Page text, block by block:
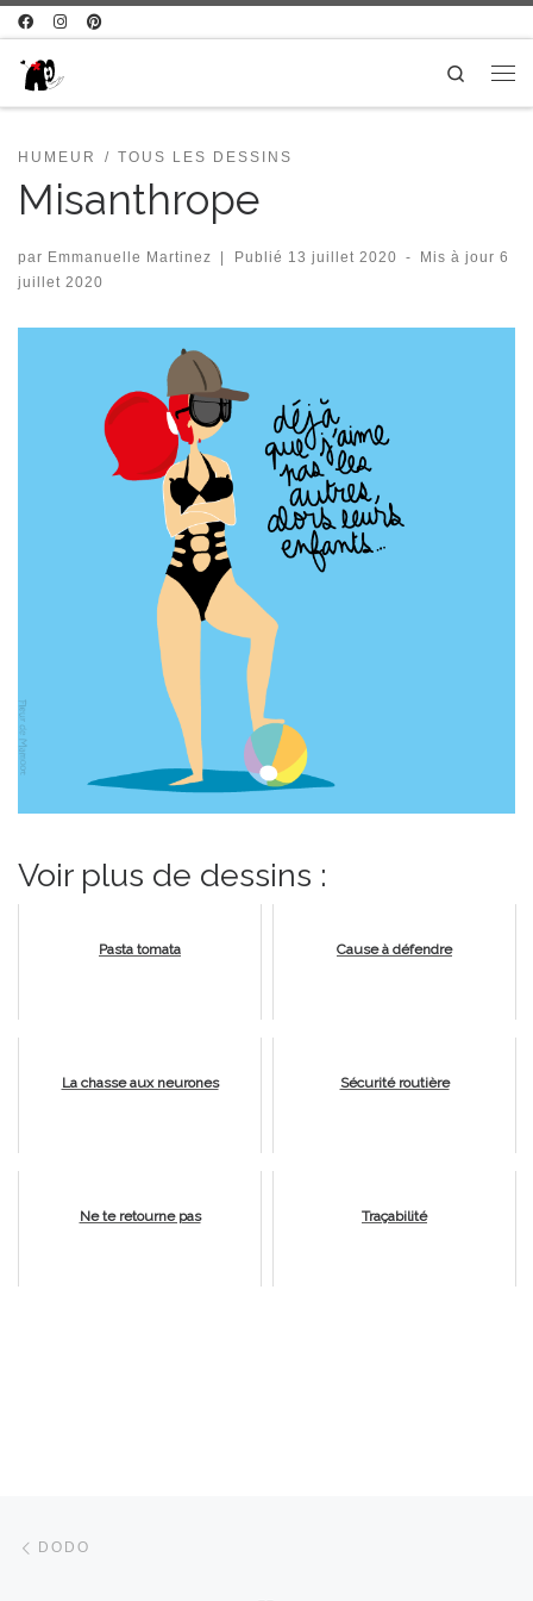
Passer au contenu
Search
HUMEUR TOUS LES DESSINS
Misanthrope
par Emmanuelle Martinez | Publié 13 juillet 2020 - Mis à jour6
juillet 2020
Voir plus de dessins :
Pasta tomata Cause à défendre
La chasse aux neurones Sécurité routière
Ne te retourne pas Traçabilité
Parcourir les articles
DODO